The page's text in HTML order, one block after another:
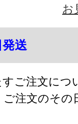
お
送
ご注文につ
ご注文のそ